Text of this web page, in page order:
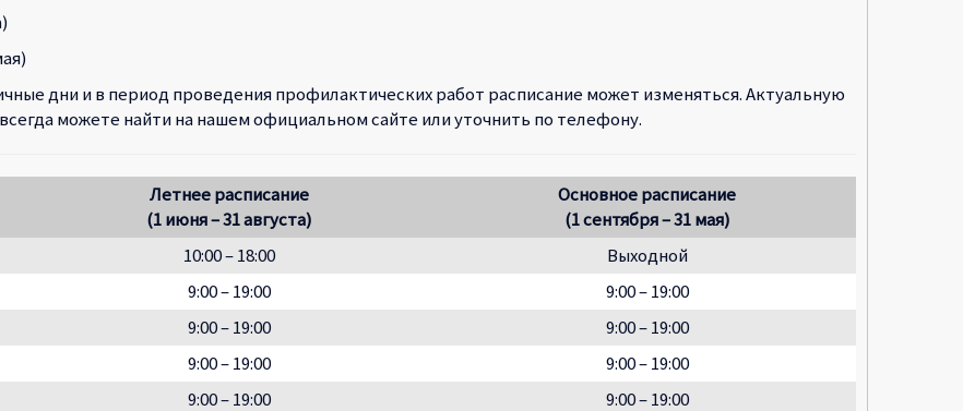
дни и в период проведения профилактических работ расписание может изменяться. Актуальную
можете найти на нашем официальном сайте или уточнить по телефону.
Летнее расписание
(1 июня – 31 августа)
Основное расписание
(1 сентября – 31 мая)
10:00 – 18:00
Выходной
9:00 – 19:00
9:00 – 19:00
9:00 – 19:00
9:00 – 19:00
9:00 – 19:00
9:00 – 19:00
9:00 – 19:00 9:00 – 19:00